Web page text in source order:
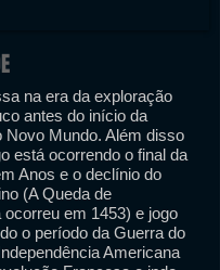
na era da exploração
antes do início da
Novo Mundo. Além disso
está ocorrendo o final da
Anos e o declínio do
(A Queda de
ocorreu em 1453) e jogo
o período da Guerra do
Americana